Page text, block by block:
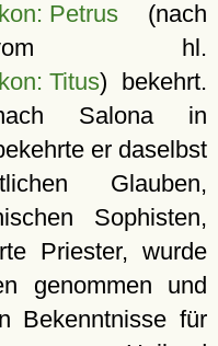
Petrus(nach
hl.
Titus) bekehrt.
Salona in
er daselbst
Glauben,
Sophisten,
Priester, wurde
genommen und
Bekenntnisse für